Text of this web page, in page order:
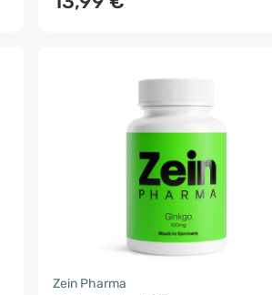
Zein Pharma